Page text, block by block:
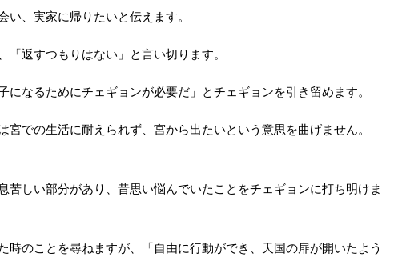
い、実家に帰りたいと伝えます。
「返すつもりはない」と言い切ります。
になるためにチェギョンが必要だ」とチェギョンを引き留めます。
宮での生活に耐えられず、宮から出たいという意思を曲げません。
苦しい部分があり、昔思い悩んでいたことをチェギョンに打ち明けま
時のことを尋ねますが、「自由に行動ができ、天国の扉が開いたよう